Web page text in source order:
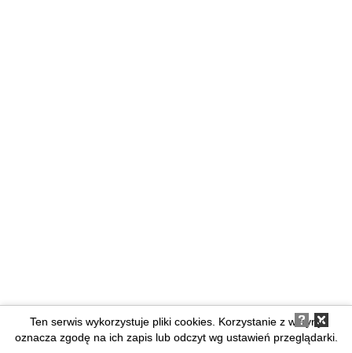
Ten serwis wykorzystuje pliki cookies. Korzystanie z witryny
oznacza zgodę na ich zapis lub odczyt wg ustawień przeglądarki.